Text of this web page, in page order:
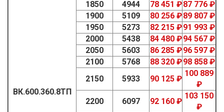
ВК.600.360.8ТП
1850 4944 78 451 ₽87 776 ₽
1900
5109 80 256 ₽89 807 ₽
1950
5273 82 215 ₽91 993 ₽
2000
5438 84 480 ₽94 567 ₽
2050
5603 86 285 ₽96 597 ₽
2100
5768 88 320 ₽98 858 ₽
2150
5933 90 125 ₽
100 889
₽
2200
6097 92 160 ₽
103 150
₽